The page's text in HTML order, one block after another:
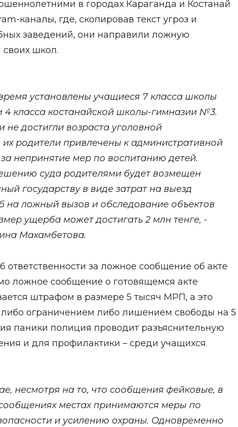
в городах Караганда и Костанай
каналы, где, скопировав текст угроз и
заведений, они направили ложную
школ.
установлены учащиеся 7 класса школы
класса костанайской школы-гимназии №3.
не достигли возраста уголовной
их родители привлечены к административной
за непринятие мер по воспитанию детей.
суда родителями будет возмещен
государству в виде затрат на выезд
на ложный вызов и обследование объектов
ущерба может достигать 2 млн тенге, -
Махамбетова.
за ложное сообщение об акте
ложное сообщение о готовящемся акте
штрафом в размере 5 тысяч МРП, а это
ограничением либо лишением свободы на 5
паники полиция проводит разъяснительную
и для профилактики – среди учащихся.
несмотря на то, что сообщения фейковые, в
местах принимаются меры по
и усилению охраны. Одновременно